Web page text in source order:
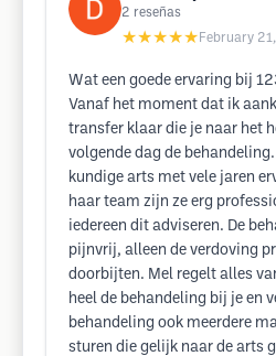
2 reseñas
★★★★★ February
Wat een goede ervaring bij
Vanaf het moment dat ik
transfer klaar die je naar het
volgende dag de behandeling.
kundige arts met vele jaren
haar team zijn ze erg
iedereen dit adviseren. De
pijnvrij, alleen de verdoving
doorbijten. Mel regelt alles
heel de behandeling bij je en
behandeling ook meerdere
sturen die gelijk naar de arts